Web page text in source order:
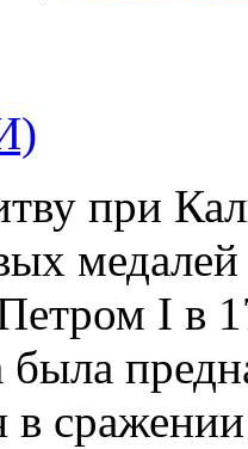
при
I в
в